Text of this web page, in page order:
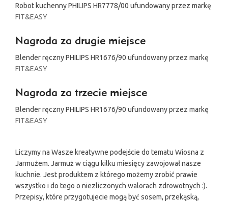
Robot kuchenny PHILIPS HR7778/00 ufundowany przez markę
FIT&EASY
Nagroda za drugie miejsce
Blender ręczny PHILIPS HR1676/90 ufundowany przez markę
FIT&EASY
Nagroda za trzecie miejsce
Blender ręczny PHILIPS HR1676/90 ufundowany przez markę
FIT&EASY
Liczymy na Wasze kreatywne podejście do tematu Wiosna z
Jarmużem. Jarmuż w ciągu kilku miesięcy zawojował nasze
kuchnie. Jest produktem z którego możemy zrobić prawie
wszystko i do tego o niezliczonych walorach zdrowotnych :).
Przepisy, które przygotujecie mogą być sosem, przekąską,